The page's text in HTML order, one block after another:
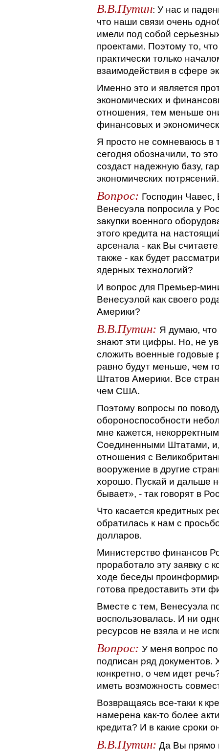
В.В.Путин: У нас и
что наши связи очень
имели под собой
проектами. Поэтому то,
практически только
взаимодействия в сфере
Именно это и является
экономических и
отношения, тем меньше
финансовых и
Я просто не сомневаюсь в
сегодня обозначили, то
создаст надежную базу,
экономических потрясений.
Вопрос: Господин Чавес,
Венесуэла попросила у
закупки военного
этого кредита на
арсенала - как Вы
также - как будет
ядерных технологий?
И вопрос для Премьер-
Венесуэлой как своего
Америки?
В.В.Путин: Я думаю, что
знают эти цифры. Но, не
сложить военные годовые
равно будут меньше, чем
Штатов Америки. Все
чем США.
Поэтому вопросы по
обороноспособности
мне кажется,
Соединенными Штатами,
отношения с
вооружение в другие
хорошо. Пускай и дальше
бывает», - так говорят в
Что касается кредитных
обратилась к нам с
долларов.
Министерство финансов
проработало эту заявку с
ходе беседы
готова предоставить эти
Вместе с тем, Венесуэла
воспользовалась. И ни
ресурсов не взяла и не
Вопрос: У меня вопрос
подписан ряд документов.
конкретно, о чем идет
иметь возможность
Возвращаясь все-таки к
намерена как-то более
кредита? И в какие сроки
В.В.Путин: Да Вы прямо